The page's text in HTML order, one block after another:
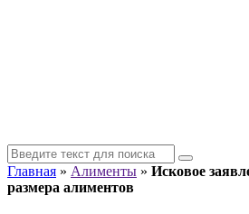
Главная » Алименты » Исковое
размера алиментов